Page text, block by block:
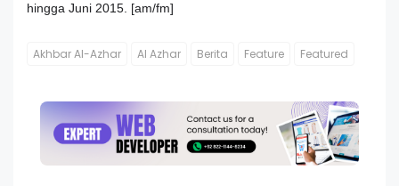
hingga Juni 2015. [am/fm]
Akhbar Al-Azhar Al Azhar Berita Feature Featured